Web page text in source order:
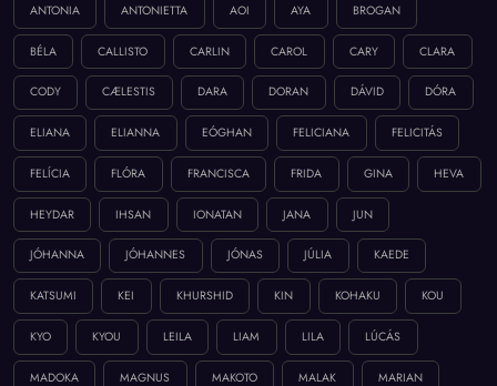
ANTONIA ANTONIETTA AOI AYA BROGAN
BÉLA CALLISTO CARLIN CAROL CARY CLARA
CODY CÆLESTIS DARA DORAN DÁVID DÓRA
ELIANA ELIANNA EÓGHAN FELICIANA FELICITÁS
FELÍCIA FLÓRA FRANCISCA FRIDA GINA HEVA
HEYDAR IHSAN IONATAN JANA JUN
JÓHANNA JÓHANNES JÓNAS JÚLIA KAEDE
KATSUMI KEI KHURSHID KIN KOHAKU KOU
KYO KYOU LEILA LIAM LILA LÚCÁS
MADOKA MAGNUS MAKOTO MALAK MARIAN